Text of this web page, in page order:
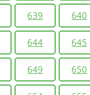
639 640
644 645
649 650